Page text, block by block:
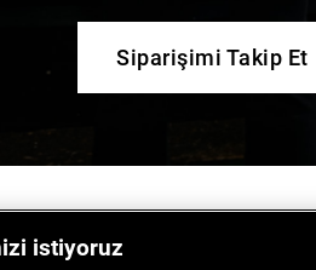
Siparişimi Takip Et
istiyoruz